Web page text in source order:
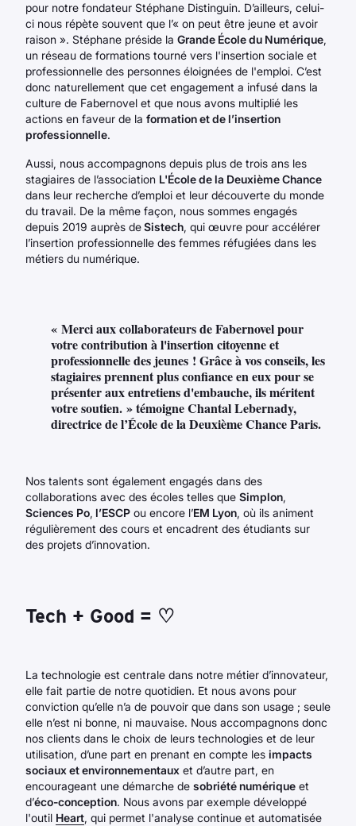
pour notre fondateur Stéphane Distinguin. D’ailleurs, celui-
ci nous répète souvent que l’« on peut être jeune et avoir
raison ». Stéphane préside la Grande École du Numérique,
un réseau de formations tourné vers l'insertion sociale et
professionnelle des personnes éloignées de l'emploi. C’est
donc naturellement que cet engagement a infusé dans la
culture de Fabernovel et que nous avons multiplié les
actions en faveur de la formation et de l’insertion
professionnelle.
Aussi, nous accompagnons depuis plus de trois ans les
stagiaires de l’association L'École de la Deuxième Chance
dans leur recherche d’emploi et leur découverte du monde
du travail. De la même façon, nous sommes engagés
depuis 2019 auprès deSistech, qui œuvre pour accélérer
l’insertion professionnelle des femmes réfugiées dans les
métiers du numérique.
« Merci aux collaborateurs de Fabernovel pour
votre contribution à l'insertion citoyenne et
professionnelle des jeunes ! Grâce à vos conseils, les
stagiaires prennent plus confiance en eux pour se
présenter aux entretiens d'embauche, ils méritent
votre soutien. » témoigne Chantal Lebernady,
directrice de l’École de la Deuxième Chance Paris.
Nos talents sont également engagés dans des
collaborations avec des écoles telles que Simplon,
Sciences Po, l’ESCP ou encore l’EM Lyon, où ils animent
régulièrement des cours et encadrent des étudiants sur
des projets d’innovation.
Tech + Good = ♡
La technologie est centrale dans notre métier d’innovateur,
elle fait partie de notre quotidien. Et nous avons pour
conviction qu’elle n’a de pouvoir que dans son usage ; seule
elle n’est ni bonne, ni mauvaise. Nous accompagnons donc
nos clients dans le choix de leurs technologies et de leur
utilisation, d’une part en prenant en compte les impacts
sociaux et environnementaux et d’autre part, en
encourageant une démarche de sobriété numérique et
d’éco-conception. Nous avons par exemple développé
l'outil Heart, qui permet l'analyse continue et automatisée